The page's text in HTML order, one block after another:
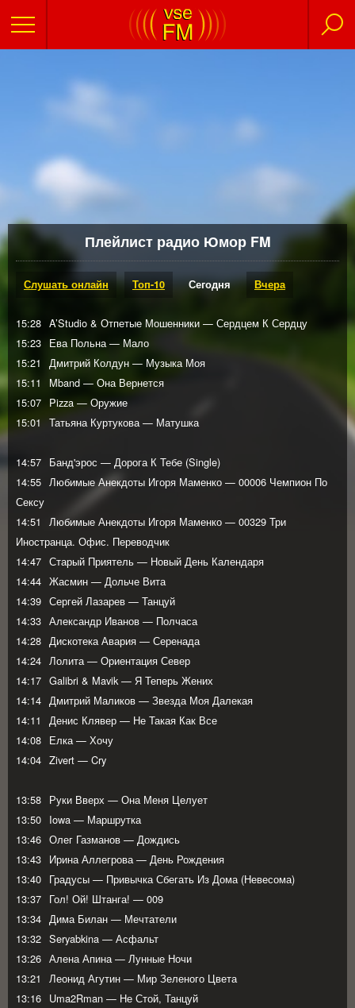
Плейлист радио Юмор FM
Слушать онлайн Топ-10 Сегодня Вчера
15:28 A’Studio & Отпетые Мошенники — Сердцем К Сердцу
15:23 Ева Польна — Мало
15:21
Дмитрий Колдун — Музыка Моя
15:11
Mband — Она Вернется
15:07 Pizza — Оружие
15:01
Татьяна Куртукова — Матушка
14:57 Банд'эрос — Дорога К Тебе (Single)
14:55 Любимые Анекдоты Игоря Маменко — 00006 Чемпион По
Сексу
14:51
Любимые Анекдоты Игоря Маменко — 00329 Три
Иностранца. Офис. Переводчик
14:47 Старый Приятель — Новый День Календаря
14:44 Жасмин — Дольче Вита
14:39 Сергей Лазарев — Танцуй
14:33 Александр Иванов — Полчаса
14:28 Дискотека Авария — Серенада
14:24 Лолита — Ориентация Север
14:17 Galibri & Mavik — Я Теперь Жених
14:14 Дмитрий Маликов — Звезда Моя Далекая
14:11
Денис Клявер — Не Такая Как Все
14:08 Елка — Хочу
14:04 Zivert — Cry
13:58 Руки Вверх — Она Меня Целует
13:50 Iowa — Маршрутка
13:46 Олег Газманов — Дождись
13:43 Ирина Аллегрова — День Рождения
13:40 Градусы — Привычка Сбегать Из Дома (Невесома)
13:37 Гол! Ой! Штанга! — 009
13:34 Дима Билан — Мечтатели
13:32 Seryabkina — Асфальт
13:26 Алена Апина — Лунные Ночи
13:21
Леонид Агутин — Мир Зеленого Цвета
13:16 Uma2Rman — Не Стой, Танцуй